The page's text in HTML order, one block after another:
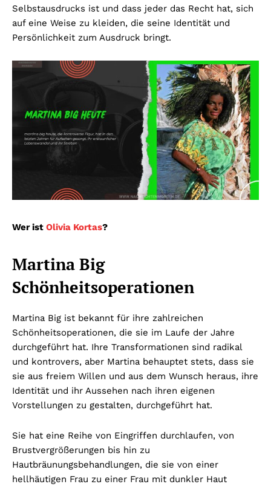
Selbstausdrucks ist und dass jeder das Recht hat, sich
auf eine Weise zu kleiden, die seine Identität und
Persönlichkeit zum Ausdruck bringt.
Wer ist Olivia Kortas?
Martina Big
Schönheitsoperationen
Martina Big ist bekannt für ihre zahlreichen
Schönheitsoperationen, die sie im Laufe der Jahre
durchgeführt hat. Ihre Transformationen sind radikal
und kontrovers, aber Martina behauptet stets, dass sie
sie aus freiem Willen und aus dem Wunsch heraus, ihre
Identität und ihr Aussehen nach ihren eigenen
Vorstellungen zu gestalten, durchgeführt hat.
Sie hat eine Reihe von Eingriffen durchlaufen, von
Brustvergrößerungen bis hin zu
Hautbräunungsbehandlungen, die sie von einer
hellhäutigen Frau zu einer Frau mit dunkler Haut